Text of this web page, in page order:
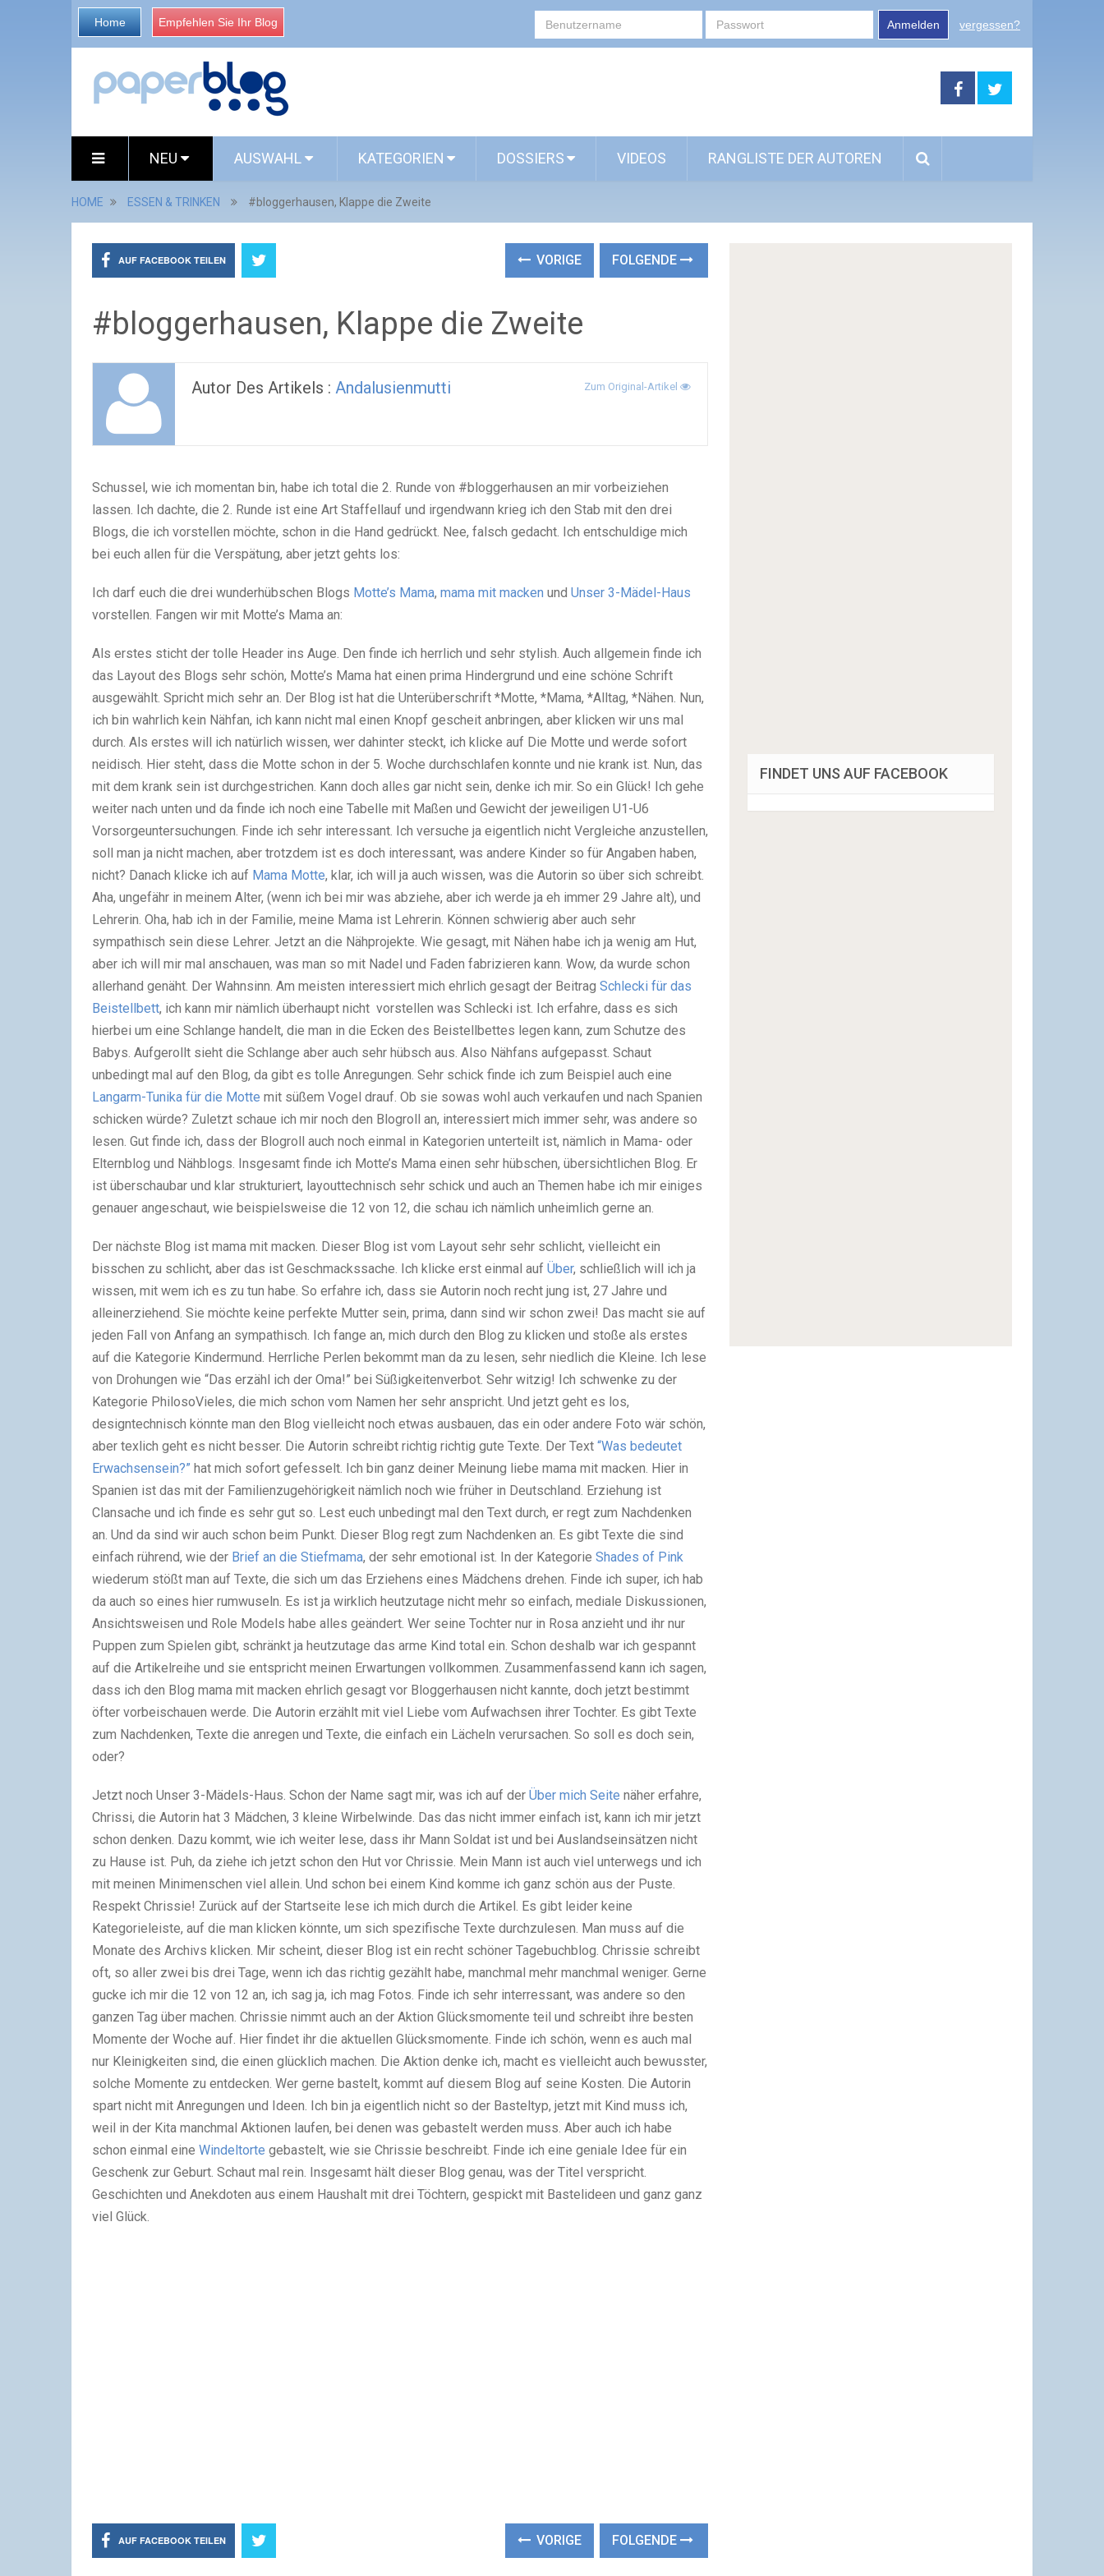
Home Empfehlen Sie Ihr Blog Anmelden vergessen?
NEU AUSWAHL KATEGORIEN DOSSIERS VIDEOS RANGLISTE DER AUTOREN
HOME ESSEN & TRINKEN #bloggerhausen, Klappe die Zweite
AUF FACEBOOK TEILEN VORIGE FOLGENDE
#bloggerhausen, Klappe die Zweite
Autor Des Artikels : Andalusienmutti Zum Original-Artikel
Schussel, wie ich momentan bin, habe ich total die 2. Runde von #bloggerhausen an mir vorbeiziehen
lassen. Ich dachte, die 2. Runde ist eine Art Staffellauf und irgendwann krieg ich den Stab mit den drei
Blogs, die ich vorstellen möchte, schon in die Hand gedrückt. Nee, falsch gedacht. Ich entschuldige mich
bei euch allen für die Verspätung, aber jetzt gehts los:
Ich darf euch die drei wunderhübschen Blogs Motte’s Mama, mama mit macken und Unser 3-Mädel-Haus
vorstellen. Fangen wir mit Motte’s Mama an:
Als erstes sticht der tolle Header ins Auge. Den finde ich herrlich und sehr stylish. Auch allgemein finde ich
das Layout des Blogs sehr schön, Motte’s Mama hat einen prima Hindergrund und eine schöne Schrift
ausgewählt. Spricht mich sehr an. Der Blog ist hat die Unterüberschrift *Motte, *Mama, *Alltag, *Nähen. Nun,
ich bin wahrlich kein Nähfan, ich kann nicht mal einen Knopf gescheit anbringen, aber klicken wir uns mal
durch. Als erstes will ich natürlich wissen, wer dahinter steckt, ich klicke auf Die Motte und werde sofort
neidisch. Hier steht, dass die Motte schon in der 5. Woche durchschlafen konnte und nie krank ist. Nun, das
mit dem krank sein ist durchgestrichen. Kann doch alles gar nicht sein, denke ich mir. So ein Glück! Ich gehe
weiter nach unten und da finde ich noch eine Tabelle mit Maßen und Gewicht der jeweiligen U1-U6
Vorsorgeuntersuchungen. Finde ich sehr interessant. Ich versuche ja eigentlich nicht Vergleiche anzustellen,
soll man ja nicht machen, aber trotzdem ist es doch interessant, was andere Kinder so für Angaben haben,
nicht? Danach klicke ich auf Mama Motte, klar, ich will ja auch wissen, was die Autorin so über sich schreibt.
Aha, ungefähr in meinem Alter, (wenn ich bei mir was abziehe, aber ich werde ja eh immer 29 Jahre alt), und
Lehrerin. Oha, hab ich in der Familie, meine Mama ist Lehrerin. Können schwierig aber auch sehr
sympathisch sein diese Lehrer. Jetzt an die Nähprojekte. Wie gesagt, mit Nähen habe ich ja wenig am Hut,
aber ich will mir mal anschauen, was man so mit Nadel und Faden fabrizieren kann. Wow, da wurde schon
allerhand genäht. Der Wahnsinn. Am meisten interessiert mich ehrlich gesagt der Beitrag Schlecki für das
Beistellbett, ich kann mir nämlich überhaupt nicht vorstellen was Schlecki ist. Ich erfahre, dass es sich
hierbei um eine Schlange handelt, die man in die Ecken des Beistellbettes legen kann, zum Schutze des
Babys. Aufgerollt sieht die Schlange aber auch sehr hübsch aus. Also Nähfans aufgepasst. Schaut
unbedingt mal auf den Blog, da gibt es tolle Anregungen. Sehr schick finde ich zum Beispiel auch eine
Langarm-Tunika für die Motte mit süßem Vogel drauf. Ob sie sowas wohl auch verkaufen und nach Spanien
schicken würde? Zuletzt schaue ich mir noch den Blogroll an, interessiert mich immer sehr, was andere so
lesen. Gut finde ich, dass der Blogroll auch noch einmal in Kategorien unterteilt ist, nämlich in Mama- oder
Elternblog und Nähblogs. Insgesamt finde ich Motte’s Mama einen sehr hübschen, übersichtlichen Blog. Er
ist überschaubar und klar strukturiert, layouttechnisch sehr schick und auch an Themen habe ich mir einiges
genauer angeschaut, wie beispielsweise die 12 von 12, die schau ich nämlich unheimlich gerne an.
Der nächste Blog ist mama mit macken. Dieser Blog ist vom Layout sehr sehr schlicht, vielleicht ein
bisschen zu schlicht, aber das ist Geschmackssache. Ich klicke erst einmal auf Über, schließlich will ich ja
wissen, mit wem ich es zu tun habe. So erfahre ich, dass sie Autorin noch recht jung ist, 27 Jahre und
alleinerziehend. Sie möchte keine perfekte Mutter sein, prima, dann sind wir schon zwei! Das macht sie auf
jeden Fall von Anfang an sympathisch. Ich fange an, mich durch den Blog zu klicken und stoße als erstes
auf die Kategorie Kindermund. Herrliche Perlen bekommt man da zu lesen, sehr niedlich die Kleine. Ich lese
von Drohungen wie “Das erzähl ich der Oma!” bei Süßigkeitenverbot. Sehr witzig! Ich schwenke zu der
Kategorie PhilosoVieles, die mich schon vom Namen her sehr anspricht. Und jetzt geht es los,
designtechnisch könnte man den Blog vielleicht noch etwas ausbauen, das ein oder andere Foto wär schön,
aber texlich geht es nicht besser. Die Autorin schreibt richtig richtig gute Texte. Der Text “Was bedeutet
Erwachsensein?” hat mich sofort gefesselt. Ich bin ganz deiner Meinung liebe mama mit macken. Hier in
Spanien ist das mit der Familienzugehörigkeit nämlich noch wie früher in Deutschland. Erziehung ist
Clansache und ich finde es sehr gut so. Lest euch unbedingt mal den Text durch, er regt zum Nachdenken
an. Und da sind wir auch schon beim Punkt. Dieser Blog regt zum Nachdenken an. Es gibt Texte die sind
einfach rührend, wie der Brief an die Stiefmama, der sehr emotional ist. In der Kategorie Shades of Pink
wiederum stößt man auf Texte, die sich um das Erziehens eines Mädchens drehen. Finde ich super, ich hab
da auch so eines hier rumwuseln. Es ist ja wirklich heutzutage nicht mehr so einfach, mediale Diskussionen,
Ansichtsweisen und Role Models habe alles geändert. Wer seine Tochter nur in Rosa anzieht und ihr nur
Puppen zum Spielen gibt, schränkt ja heutzutage das arme Kind total ein. Schon deshalb war ich gespannt
auf die Artikelreihe und sie entspricht meinen Erwartungen vollkommen. Zusammenfassend kann ich sagen,
dass ich den Blog mama mit macken ehrlich gesagt vor Bloggerhausen nicht kannte, doch jetzt bestimmt
öfter vorbeischauen werde. Die Autorin erzählt mit viel Liebe vom Aufwachsen ihrer Tochter. Es gibt Texte
zum Nachdenken, Texte die anregen und Texte, die einfach ein Lächeln verursachen. So soll es doch sein,
oder?
Jetzt noch Unser 3-Mädels-Haus. Schon der Name sagt mir, was ich auf der Über mich Seite näher erfahre,
Chrissi, die Autorin hat 3 Mädchen, 3 kleine Wirbelwinde. Das das nicht immer einfach ist, kann ich mir jetzt
schon denken. Dazu kommt, wie ich weiter lese, dass ihr Mann Soldat ist und bei Auslandseinsätzen nicht
zu Hause ist. Puh, da ziehe ich jetzt schon den Hut vor Chrissie. Mein Mann ist auch viel unterwegs und ich
mit meinen Minimenschen viel allein. Und schon bei einem Kind komme ich ganz schön aus der Puste.
Respekt Chrissie! Zurück auf der Startseite lese ich mich durch die Artikel. Es gibt leider keine
Kategorieleiste, auf die man klicken könnte, um sich spezifische Texte durchzulesen. Man muss auf die
Monate des Archivs klicken. Mir scheint, dieser Blog ist ein recht schöner Tagebuchblog. Chrissie schreibt
oft, so aller zwei bis drei Tage, wenn ich das richtig gezählt habe, manchmal mehr manchmal weniger. Gerne
gucke ich mir die 12 von 12 an, ich sag ja, ich mag Fotos. Finde ich sehr interressant, was andere so den
ganzen Tag über machen. Chrissie nimmt auch an der Aktion Glücksmomente teil und schreibt ihre besten
Momente der Woche auf. Hier findet ihr die aktuellen Glücksmomente. Finde ich schön, wenn es auch mal
nur Kleinigkeiten sind, die einen glücklich machen. Die Aktion denke ich, macht es vielleicht auch bewusster,
solche Momente zu entdecken. Wer gerne bastelt, kommt auf diesem Blog auf seine Kosten. Die Autorin
spart nicht mit Anregungen und Ideen. Ich bin ja eigentlich nicht so der Basteltyp, jetzt mit Kind muss ich,
weil in der Kita manchmal Aktionen laufen, bei denen was gebastelt werden muss. Aber auch ich habe
schon einmal eine Windeltorte gebastelt, wie sie Chrissie beschreibt. Finde ich eine geniale Idee für ein
Geschenk zur Geburt. Schaut mal rein. Insgesamt hält dieser Blog genau, was der Titel verspricht.
Geschichten und Anekdoten aus einem Haushalt mit drei Töchtern, gespickt mit Bastelideen und ganz ganz
viel Glück.
AUF FACEBOOK TEILEN VORIGE FOLGENDE
FINDET UNS AUF FACEBOOK